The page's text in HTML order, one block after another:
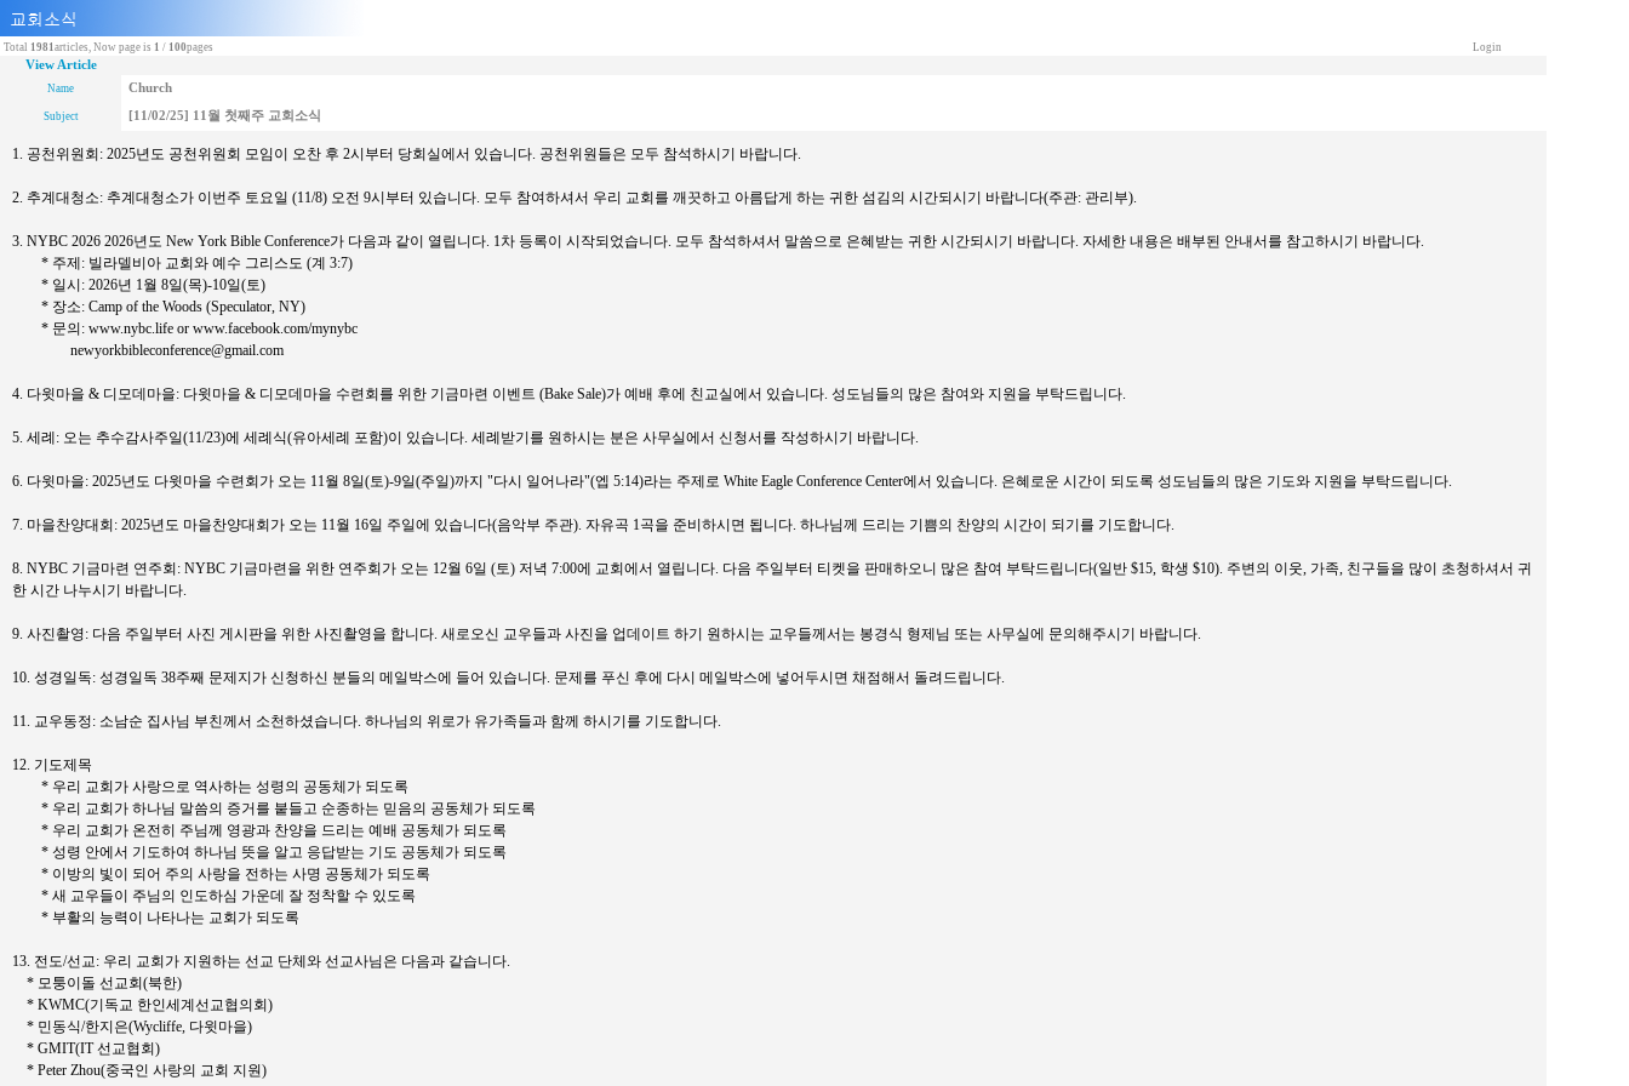
Total 1981articles, Now page is 1 / 100pages Login
View Article
Name Church
Subject [11/02/25] 11월 첫째주 교회소식
1. 공천위원회: 2025년도 공천위원회 모임이 오찬 후 2시부터 당회실에서 있습니다. 공천위원들은 모두 참석하시기 바랍니다.
2. 추계대청소: 추계대청소가 이번주 토요일 (11/8) 오전 9시부터 있습니다. 모두 참여하셔서 우리 교회를 깨끗하고 아름답게 하는 귀한 섬김의 시간되시기 바랍니다(주관: 관리부).
3. NYBC 2026 2026년도 New York Bible Conference가 다음과 같이 열립니다. 1차 등록이 시작되었습니다. 모두 참석하셔서 말씀으로 은혜받는 귀한 시간되시기 바랍니다. 자세한 내용은 배부된 안내서를 참고하시기 바랍니다.
* 주제: 빌라델비아 교회와 예수 그리스도 (계 3:7)
* 일시: 2026년 1월 8일(목)-10일(토)
* 장소: Camp of the Woods (Speculator, NY)
* 문의: www.nybc.life or www.facebook.com/mynybc
newyorkbibleconference@gmail.com
4. 다윗마을 & 디모데마을: 다윗마을 & 디모데마을 수련회를 위한 기금마련 이벤트 (Bake Sale)가 예배 후에 친교실에서 있습니다. 성도님들의 많은 참여와 지원을 부탁드립니다.
5. 세례: 오는 추수감사주일(11/23)에 세례식(유아세례 포함)이 있습니다. 세례받기를 원하시는 분은 사무실에서 신청서를 작성하시기 바랍니다.
6. 다윗마을: 2025년도 다윗마을 수련회가 오는 11월 8일(토)-9일(주일)까지 "다시 일어나라"(엡 5:14)라는 주제로 White Eagle Conference Center에서 있습니다. 은혜로운 시간이 되도록 성도님들의 많은 기도와 지원을 부탁드립니다.
7. 마을찬양대회: 2025년도 마을찬양대회가 오는 11월 16일 주일에 있습니다(음악부 주관). 자유곡 1곡을 준비하시면 됩니다. 하나님께 드리는 기쁨의 찬양의 시간이 되기를 기도합니다.
8. NYBC 기금마련 연주회: NYBC 기금마련을 위한 연주회가 오는 12월 6일 (토) 저녁 7:00에 교회에서 열립니다. 다음 주일부터 티켓을 판매하오니 많은 참여 부탁드립니다(일반 $15, 학생 $10). 주변의 이웃, 가족, 친구들을 많이 초청하셔서 귀
한 시간 나누시기 바랍니다.
9. 사진촬영: 다음 주일부터 사진 게시판을 위한 사진촬영을 합니다. 새로오신 교우들과 사진을 업데이트 하기 원하시는 교우들께서는 봉경식 형제님 또는 사무실에 문의해주시기 바랍니다.
10. 성경일독: 성경일독 38주째 문제지가 신청하신 분들의 메일박스에 들어 있습니다. 문제를 푸신 후에 다시 메일박스에 넣어두시면 채점해서 돌려드립니다.
11. 교우동정: 소남순 집사님 부친께서 소천하셨습니다. 하나님의 위로가 유가족들과 함께 하시기를 기도합니다.
12. 기도제목
* 우리 교회가 사랑으로 역사하는 성령의 공동체가 되도록
* 우리 교회가 하나님 말씀의 증거를 붙들고 순종하는 믿음의 공동체가 되도록
* 우리 교회가 온전히 주님께 영광과 찬양을 드리는 예배 공동체가 되도록
* 성령 안에서 기도하여 하나님 뜻을 알고 응답받는 기도 공동체가 되도록
* 이방의 빛이 되어 주의 사랑을 전하는 사명 공동체가 되도록
* 새 교우들이 주님의 인도하심 가운데 잘 정착할 수 있도록
* 부활의 능력이 나타나는 교회가 되도록
13. 전도/선교: 우리 교회가 지원하는 선교 단체와 선교사님은 다음과 같습니다.
* 모퉁이돌 선교회(북한)
* KWMC(기독교 한인세계선교협의회)
* 민동식/한지은(Wycliffe, 다윗마을)
* GMIT(IT 선교협회)
* Peter Zhou(중국인 사랑의 교회 지원)